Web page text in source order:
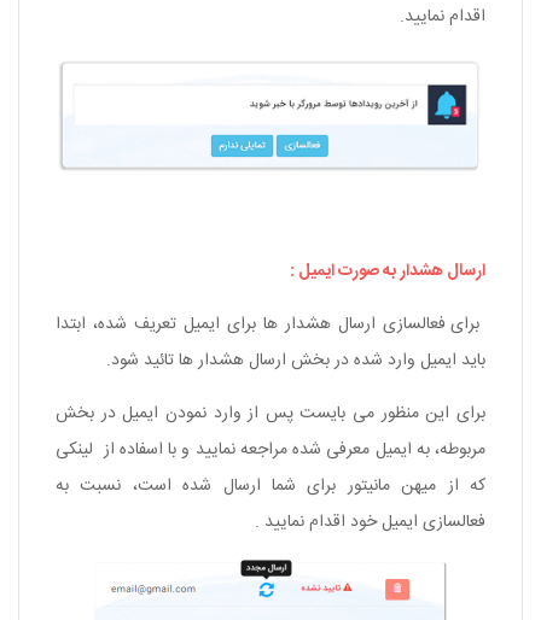
اقدام نمایید.
ارسال هشدار به صورت ایمیل :
برای فعالسازی ارسال هشدار ها برای ایمیل تعریف شده، ابتدا
باید ایمیل وارد شده در بخش ارسال هشدار ها تائید شود.
برای این منظور می بایست پس از وارد نمودن ایمیل در بخش
مربوطه، به ایمیل معرفی شده مراجعه نمایید و با اسفاده از لینکی
که از میهن مانیتور برای شما ارسال شده است، نسبت به
فعالسازی ایمیل خود اقدام نمایید .